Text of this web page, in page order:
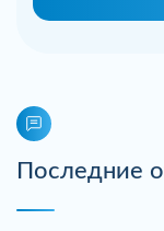
Последние